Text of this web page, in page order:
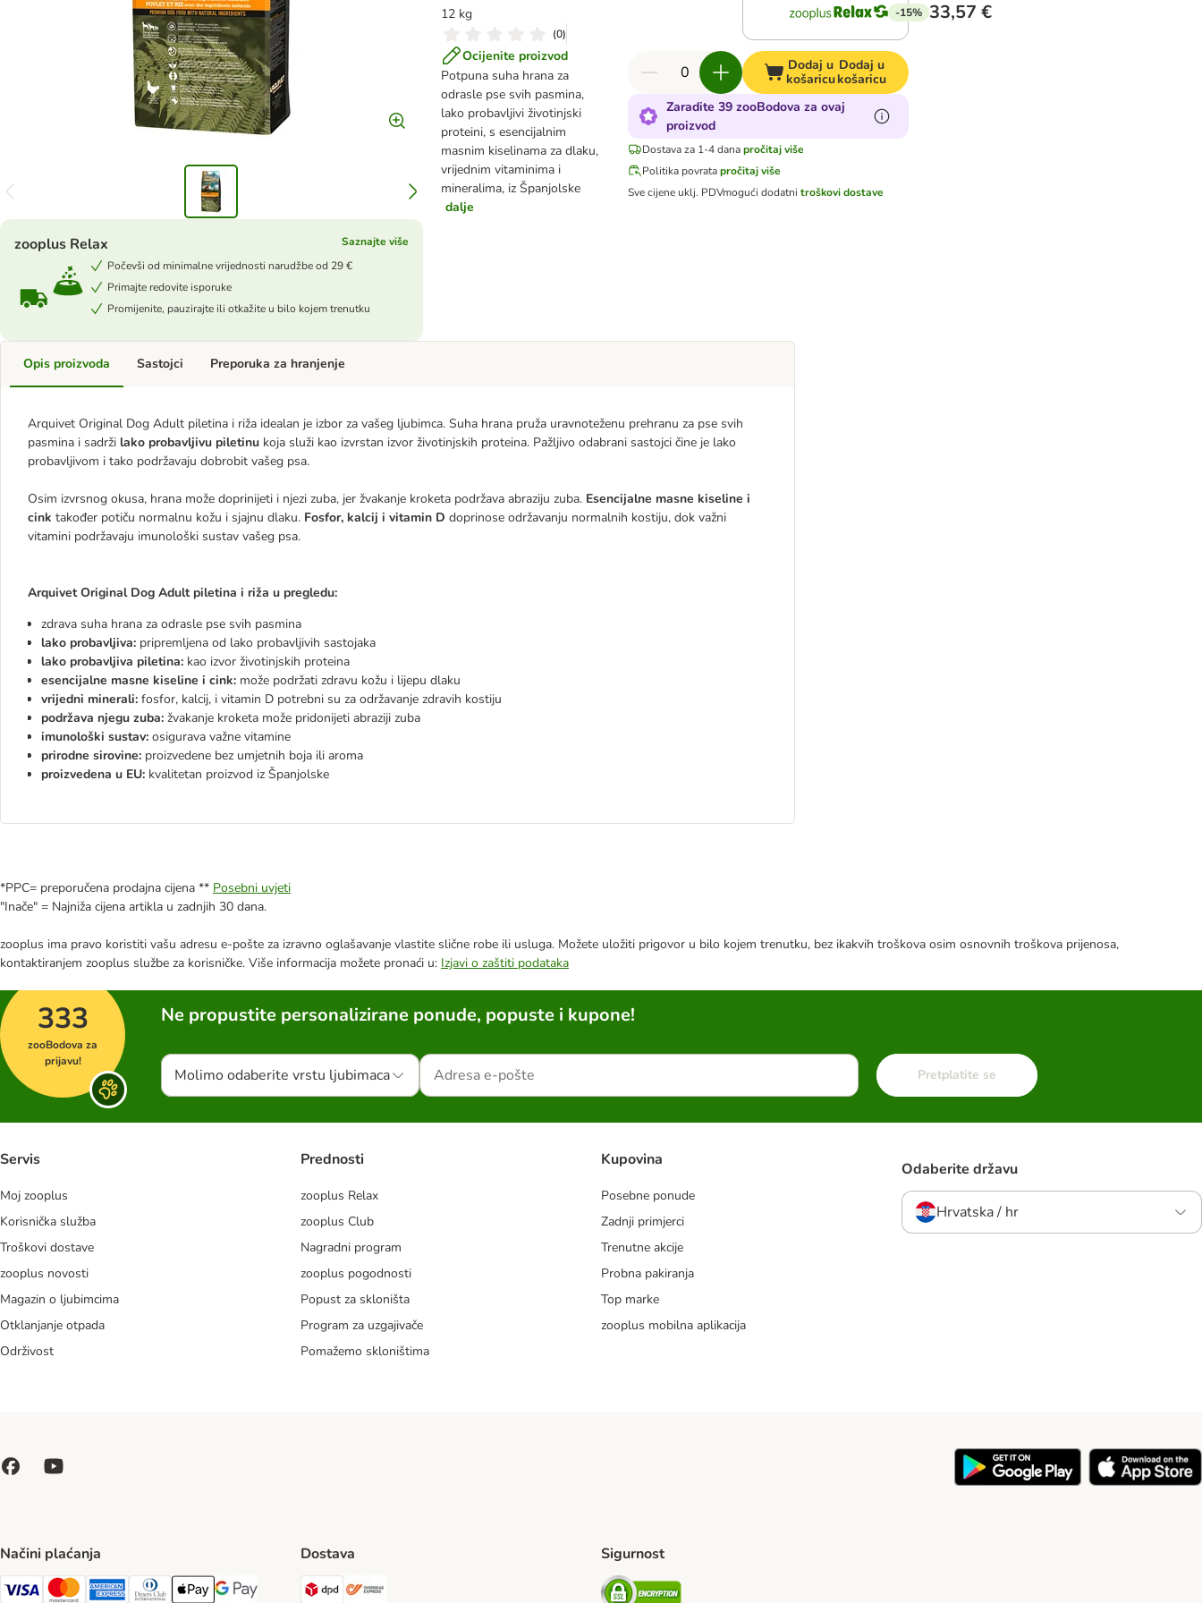
12 kg
(0)
Ocijenite proizvod
Potpuna suha hrana za
odrasle pse svih pasmina,
lako probavljivi životinjski
proteini, s esencijalnim
masnim kiselinama za dlaku,
vrijednim vitaminima i
mineralima, iz Španjolske
dalje
zooplus Relax
Saznajte više
Počevši od minimalne vrijednosti narudžbe od 29 €
Primajte redovite isporuke
Promijenite, pauzirajte ili otkažite u bilo kojem trenutku
-15% 33,57 €
Dodaj u
košaricu
Dodaj u
košaricu
Zaradite 39 zooBodova za ovaj
proizvod
Dostava za 1-4 dana pročitaj više
Politika povrata pročitaj više
Sve cijene uklj. PDVmogući dodatni troškovi dostave
Opis proizvoda
Arquivet Original Dog Adult piletina i riža idealan je izbor za vašeg ljubimca. Suha hrana pruža uravnoteženu prehranu za pse svih
pasmina i sadrži lako probavljivu piletinu koja služi kao izvrstan izvor životinjskih proteina. Pažljivo odabrani sastojci čine je lako
probavljivom i tako podržavaju dobrobit vašeg psa.
Osim izvrsnog okusa, hrana može doprinijeti i njezi zuba, jer žvakanje kroketa podržava abraziju zuba. Esencijalne masne kiseline i
cink također potiču normalnu kožu i sjajnu dlaku. Fosfor, kalcij i vitamin D doprinose održavanju normalnih kostiju, dok važni
vitamini podržavaju imunološki sustav vašeg psa.
Arquivet Original Dog Adult piletina i riža u pregledu:
zdrava suha hrana za odrasle pse svih pasmina
lako probavljiva: pripremljena od lako probavljivih sastojaka
lako probavljiva piletina: kao izvor životinjskih proteina
esencijalne masne kiseline i cink: može podržati zdravu kožu i lijepu dlaku
vrijedni minerali: fosfor, kalcij, i vitamin D potrebni su za održavanje zdravih kostiju
podržava njegu zuba: žvakanje kroketa može pridonijeti abraziji zuba
imunološki sustav: osigurava važne vitamine
prirodne sirovine: proizvedene bez umjetnih boja ili aroma
proizvedena u EU: kvalitetan proizvod iz Španjolske
Sastojci Preporuka za hranjenje
*PPC= preporučena prodajna cijena ** Posebni uvjeti
"Inače" = Najniža cijena artikla u zadnjih 30 dana.
zooplus ima pravo koristiti vašu adresu e-pošte za izravno oglašavanje vlastite slične robe ili usluga. Možete uložiti prigovor u bilo kojem trenutku, bez ikakvih troškova osim osnovnih troškova prijenosa,
kontaktiranjem zooplus službe za korisničke. Više informacija možete pronaći u: Izjavi o zaštiti podataka
333
zooBodova za
prijavu!
Ne propustite personalizirane ponude, popuste i kupone!
Molimo odaberite vrstu ljubimaca Pretplatite se
Servis
Moj zooplus
Korisnička služba
Troškovi dostave
zooplus novosti
Magazin o ljubimcima
Otklanjanje otpada
Održivost
Prednosti
zooplus Relax
zooplus Club
Nagradni program
zooplus pogodnosti
Popust za skloništa
Program za uzgajivače
Pomažemo skloništima
Kupovina
Posebne ponude
Zadnji primjerci
Trenutne akcije
Probna pakiranja
Top marke
zooplus mobilna aplikacija
Odaberite državu
Hrvatska / hr
Načini plaćanja Dostava
DPD Shipping Method
Sigurnost
Security